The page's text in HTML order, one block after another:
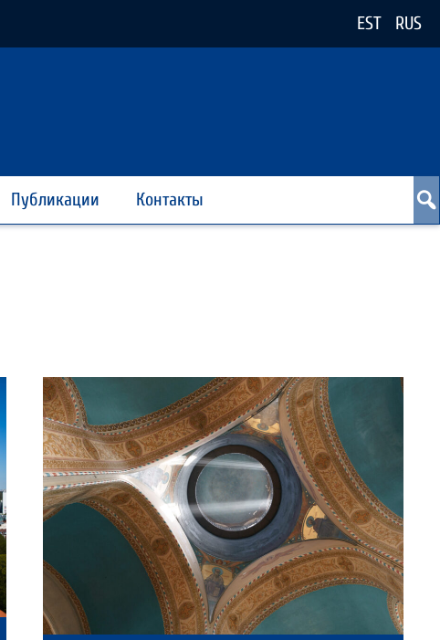
EST RUS
Публикации Контакты